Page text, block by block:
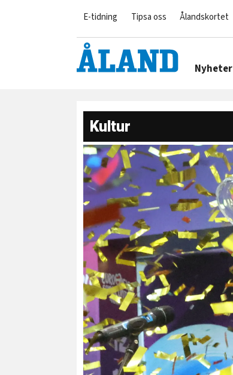
E-tidning Tipsa oss Ålandskortet
Nyheter
Kultur